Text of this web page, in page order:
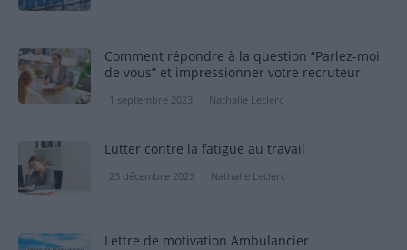
Comment répondre à la question “Parlez-moi
de vous” et impressionner votre recruteur
1 septembre 2023 Nathalie Leclerc
Lutter contre la fatigue au travail
23 décembre 2023 Nathalie Leclerc
Lettre de motivation Ambulancier